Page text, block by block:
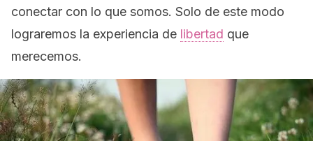
conectar con lo que somos. Solo de este modo
lograremos la experiencia de libertad que
merecemos.